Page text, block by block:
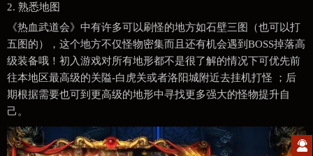
2. 熟悉地图
《热血武道会》中有许多可以刷怪的地方如石壁三图（也可以打
五图的），这个地方不仅怪物密集而且还有机会遇到BOSS掉落高
级装备哦！初入游戏对所有地形都不是很了解的情况下可优先前
往本地区最高级的关隘-白虎关或者洛阳城附近去挂机打怪 ；后
期根据需要也可到更高级的地形中寻找更多强大的怪物提升自
己。